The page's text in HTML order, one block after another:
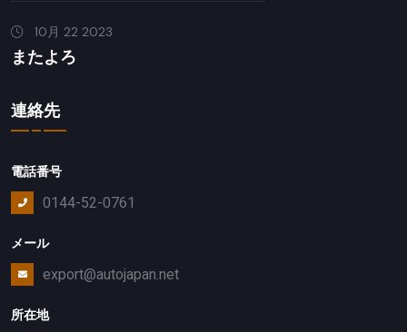
10月 22 2023
またよろ
連絡先
電話番号
0144-52-0761
メール
export@autojapan.net
所在地